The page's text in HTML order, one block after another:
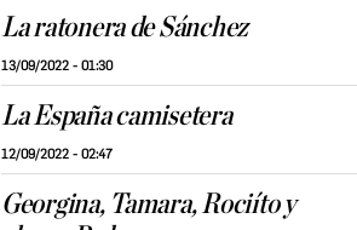
La ratonera de Sánchez
13/09/2022 - 01:30
La España camisetera
12/09/2022 - 02:47
Georgina, Tamara, Rociíto y